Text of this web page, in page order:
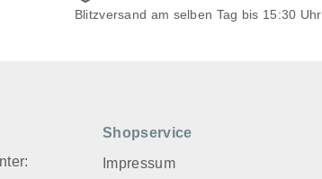
Blitzversand am selben Tag bis 15:30 Uhr
Shopservice
Impressum